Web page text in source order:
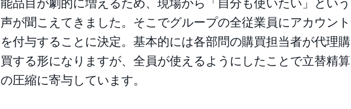
能品目が劇的に増えるため、現場から「自分も使いたい」という
声が聞こえてきました。そこでグループの全従業員にアカウント
を付与することに決定。基本的には各部問の購買担当者が代理購
買する形になりますが、全員が使えるようにしたことで立替精算
の圧縮に寄与しています。